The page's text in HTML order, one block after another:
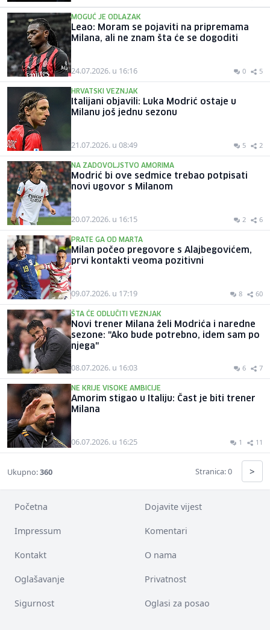
MOGUĆ JE ODLAZAK
Leao: Moram se pojaviti na pripremama
Milana, ali ne znam šta će se dogoditi
24.07.2026. u 16:16 0 5
HRVATSKI VEZNJAK
Italijani objavili: Luka Modrić ostaje u
Milanu još jednu sezonu
21.07.2026. u 08:49 5 2
NA ZADOVOLJSTVO AMORIMA
Modrić bi ove sedmice trebao potpisati
novi ugovor s Milanom
20.07.2026. u 16:15 2 6
PRATE GA OD MARTA
Milan počeo pregovore s Alajbegovićem,
prvi kontakti veoma pozitivni
09.07.2026. u 17:19 8 60
ŠTA ĆE ODLUČITI VEZNJAK
Novi trener Milana želi Modrića i naredne
sezone: "Ako bude potrebno, idem sam po
njega"
08.07.2026. u 16:03 6 7
NE KRIJE VISOKE AMBICIJE
Amorim stigao u Italiju: Čast je biti trener
Milana
06.07.2026. u 16:25 1 11
Ukupno:360 Stranica: 0 >
Početna Dojavite vijest
Impressum Komentari
Kontakt O nama
Oglašavanje Privatnost
Sigurnost Oglasi za posao